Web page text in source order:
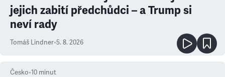
jejich zabití předchůdci – a Trump si
neví rady
Tomáš Lindner•5. 8. 2026
Česko•10 minut